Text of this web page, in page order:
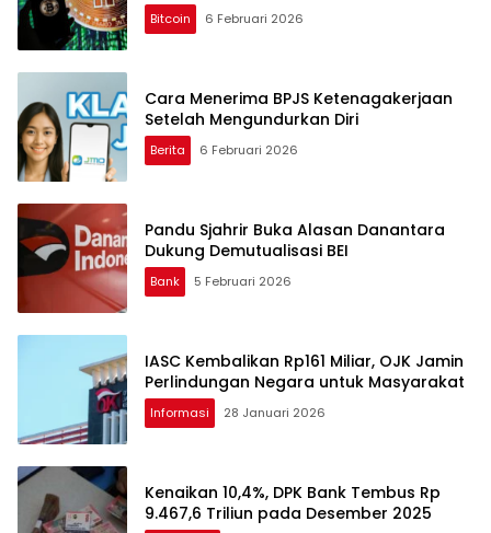
Bitcoin 6 Februari 2026
Cara Menerima BPJS Ketenagakerjaan
Setelah Mengundurkan Diri
Berita 6 Februari 2026
Pandu Sjahrir Buka Alasan Danantara
Dukung Demutualisasi BEI
Bank 5 Februari 2026
IASC Kembalikan Rp161 Miliar, OJK Jamin
Perlindungan Negara untuk Masyarakat
Informasi 28 Januari 2026
Kenaikan 10,4%, DPK Bank Tembus Rp
9.467,6 Triliun pada Desember 2025